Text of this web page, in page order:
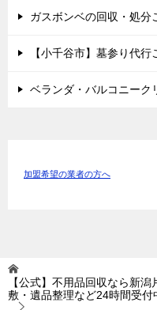
ガスボンベの回収・処
【小千谷市】墓参り代
ベランダ・バルコニー
加盟希望の業者の方へ
【公式】不用品回収なら新
敷・遺品整理など24時間受付